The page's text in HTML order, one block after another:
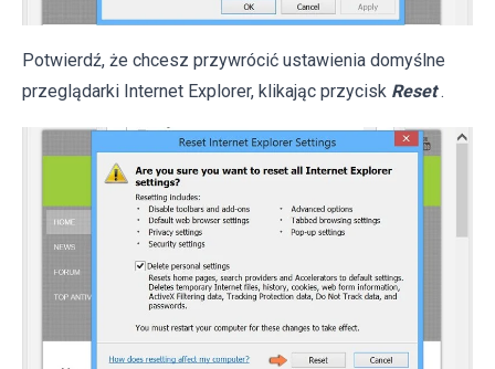
Potwierdź, że chcesz przywrócić ustawienia domyślne
przeglądarki Internet Explorer, klikając przycisk Reset .